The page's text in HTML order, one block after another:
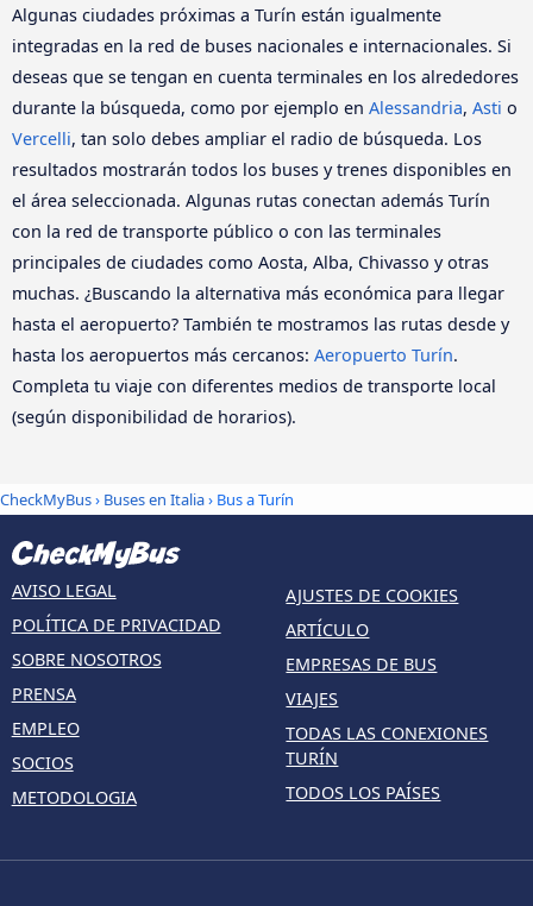
Algunas ciudades próximas a Turín están igualmente
integradas en la red de buses nacionales e internacionales. Si
deseas que se tengan en cuenta terminales en los alrededores
durante la búsqueda, como por ejemplo en Alessandria, Asti o
Vercelli, tan solo debes ampliar el radio de búsqueda. Los
resultados mostrarán todos los buses y trenes disponibles en
el área seleccionada. Algunas rutas conectan además Turín
con la red de transporte público o con las terminales
principales de ciudades como Aosta, Alba, Chivasso y otras
muchas. ¿Buscando la alternativa más económica para llegar
hasta el aeropuerto? También te mostramos las rutas desde y
hasta los aeropuertos más cercanos: Aeropuerto Turín.
Completa tu viaje con diferentes medios de transporte local
(según disponibilidad de horarios).
CheckMyBus› Buses en Italia› Bus a Turín
AVISO LEGAL
POLÍTICA DE PRIVACIDAD
SOBRE NOSOTROS
PRENSA
EMPLEO
SOCIOS
METODOLOGIA
AJUSTES DE COOKIES
ARTÍCULO
EMPRESAS DE BUS
VIAJES
TODAS LAS CONEXIONES
TURÍN
TODOS LOS PAÍSES